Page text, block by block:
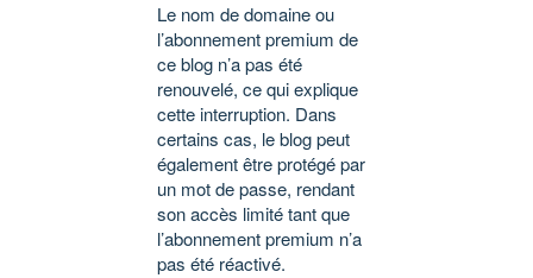
Le nom de domaine ou
l’abonnement premium de
ce blog n’a pas été
renouvelé, ce qui explique
cette interruption. Dans
certains cas, le blog peut
également être protégé par
un mot de passe, rendant
son accès limité tant que
l’abonnement premium n’a
pas été réactivé.